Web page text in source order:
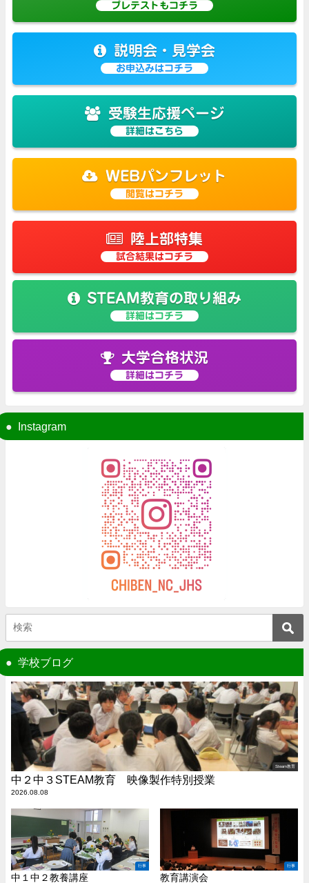
プレテストもコチラ
説明会・見学会
お申込みはコチラ
受験生応援ページ
詳細はこちら
WEBパンフレット
閲覧はコチラ
陸上部特集
試合結果はコチラ
STEAM教育の取り組み
詳細はコチラ
大学合格状況
詳細はコチラ
Instagram
学校ブログ
Steam教育
中２中３STEAM教育 映像製作特別授業
2026.08.08
行事
中１中２教養講座
行事
教育講演会